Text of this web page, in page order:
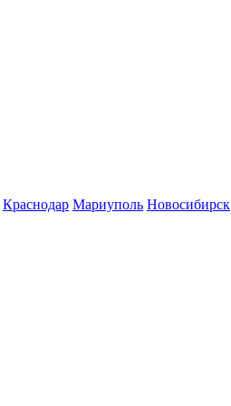
Краснодар Мариуполь Новосибирск